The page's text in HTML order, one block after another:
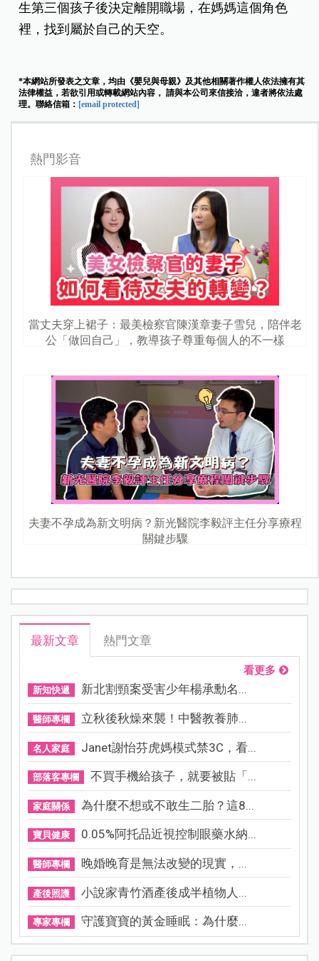
生第三個孩子後決定離開職場，在媽媽這個角色
裡，找到屬於自己的天空。
*本網站所發表之文章，均由《嬰兒與母親》及其他相關著作權人依法擁有其
法律權益，若欲引用或轉載網站內容， 請與本公司來信接洽，違者將依法處
理。聯絡信箱： [email protected]
熱門影音
當丈夫穿上裙子：最美檢察官陳漢章妻子雪兒，陪伴老
公「做回自己」，教導孩子尊重每個人的不一樣
夫妻不孕成為新文明病？新光醫院李毅評主任分享療程
關鍵步驟
最新文章 熱門文章
看更多
新知快遞 新北割頸案受害少年楊承勳名...
醫師專欄 立秋後秋燥來襲！中醫教養肺...
名人家庭 Janet謝怡芬虎媽模式禁3C，看...
部落客專欄 不買手機給孩子，就要被貼「...
家庭關係 為什麼不想或不敢生二胎？這8...
寶貝健康 0.05%阿托品近視控制眼藥水納...
醫師專欄 晚婚晚育是無法改變的現實，...
產後照護 小說家青竹酒產後成半植物人...
專家專欄 守護寶寶的黃金睡眠：為什麼...